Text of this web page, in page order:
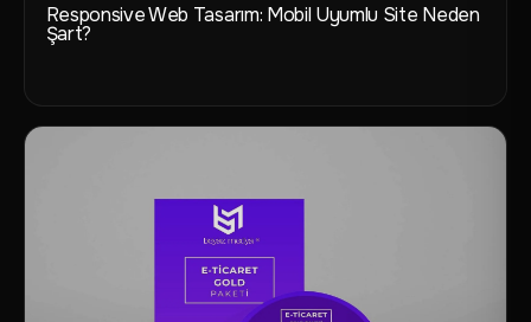
Responsive Web Tasarım: Mobil Uyumlu Site Neden
Şart?